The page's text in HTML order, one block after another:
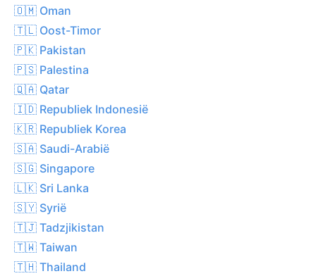
🇴🇲 Oman
🇹🇱 Oost-Timor
🇵🇰 Pakistan
🇵🇸 Palestina
🇶🇦 Qatar
🇮🇩 Republiek Indonesië
🇰🇷 Republiek Korea
🇸🇦 Saudi-Arabië
🇸🇬 Singapore
🇱🇰 Sri Lanka
🇸🇾 Syrië
🇹🇯 Tadzjikistan
🇹🇼 Taiwan
🇹🇭 Thailand